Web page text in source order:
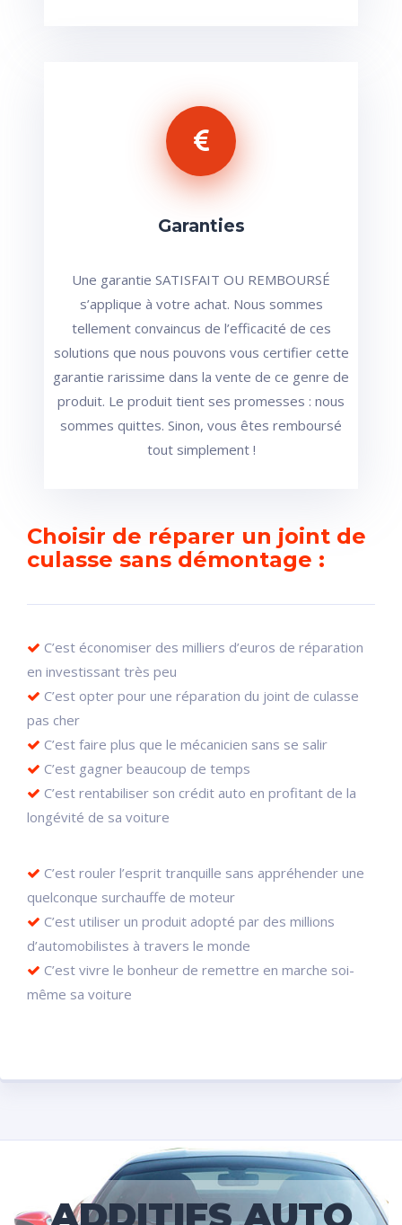
Garanties
Une garantie SATISFAIT OU REMBOURSÉ
s’applique à votre achat. Nous sommes
tellement convaincus de l’efficacité de ces
solutions que nous pouvons vous certifier cette
garantie rarissime dans la vente de ce genre de
produit. Le produit tient ses promesses : nous
sommes quittes. Sinon, vous êtes remboursé
tout simplement !
Choisir de réparer un joint de
culasse sans démontage :
C’est économiser des milliers d’euros de réparation
en investissant très peu
C’est opter pour une réparation du joint de culasse
pas cher
C’est faire plus que le mécanicien sans se salir
C’est gagner beaucoup de temps
C’est rentabiliser son crédit auto en profitant de la
longévité de sa voiture
C’est rouler l’esprit tranquille sans appréhender une
quelconque surchauffe de moteur
C’est utiliser un produit adopté par des millions
d’automobilistes à travers le monde
C’est vivre le bonheur de remettre en marche soi-
même sa voiture
ADDITIFS AUTO